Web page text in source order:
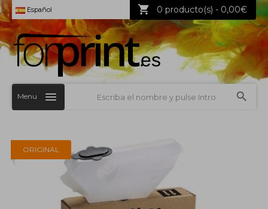
Español 0 producto(s) - 0,00€
Menu
ORIGINAL